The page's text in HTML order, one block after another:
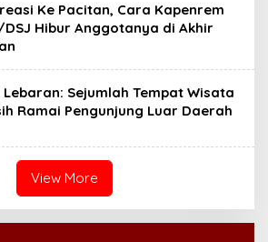
Ke Pacitan, Cara Kapenrem
DSJ Hibur Anggotanya di Akhir
Lebaran: Sejumlah Tempat Wisata
Ramai Pengunjung Luar Daerah
View More